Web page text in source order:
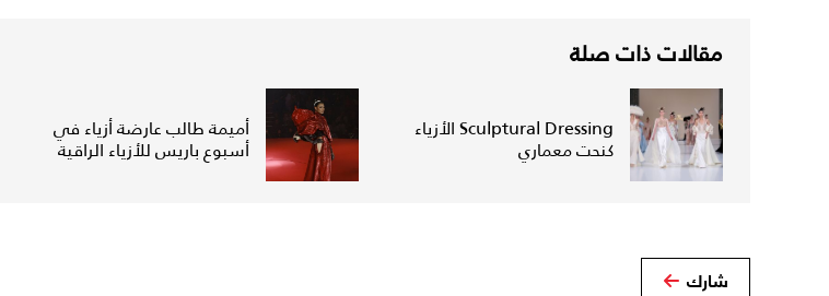
مقالات ذات صلة
Sculptural Dressing الأزياء
كنحت معماري
أميمة طالب عارضة أزياء في
أسبوع باريس للأزياء الراقية
شارك